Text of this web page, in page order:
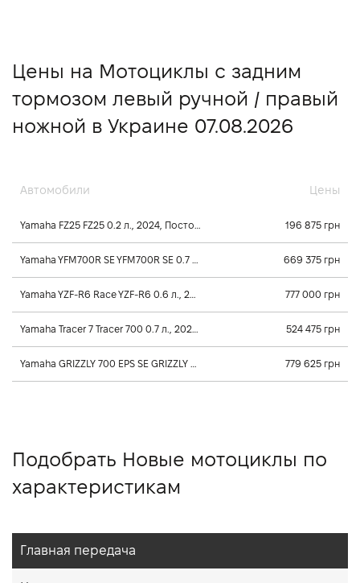
Цены на Мотоциклы с задним
тормозом левый ручной / правый
ножной в Украине 07.08.2026
Автомобили Цены
Yamaha FZ25 FZ25 0.2 л., 2024, Постоянного зацепления 196 875 грн
Yamaha YFM700R SE YFM700R SE 0.7 л., 2026, Механика 669 375 грн
Yamaha YZF-R6 Race YZF-R6 0.6 л., 2025, Постоянного зацепления 777 000 грн
Yamaha Tracer 7 Tracer 700 0.7 л., 2025, Постоянного зацепления 524 475 грн
Yamaha GRIZZLY 700 EPS SE GRIZZLY 700 EPS SE 0.7 л., 2026, Клиноременный вариатор Ultramatic 779 625 грн
Подобрать Новые мотоциклы по
характеристикам
Главная передача